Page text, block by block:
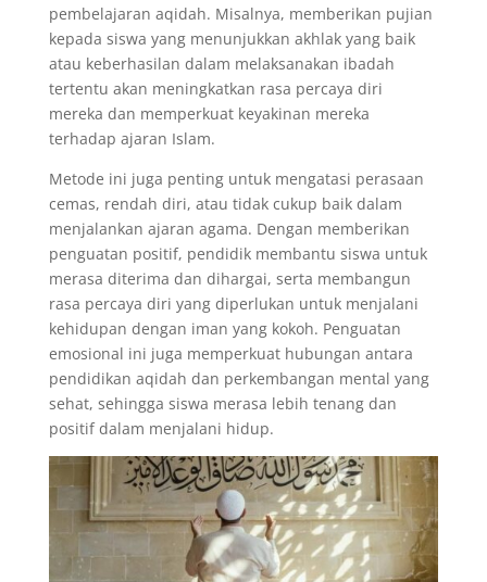
pembelajaran aqidah. Misalnya, memberikan pujian
kepada siswa yang menunjukkan akhlak yang baik
atau keberhasilan dalam melaksanakan ibadah
tertentu akan meningkatkan rasa percaya diri
mereka dan memperkuat keyakinan mereka
terhadap ajaran Islam.
Metode ini juga penting untuk mengatasi perasaan
cemas, rendah diri, atau tidak cukup baik dalam
menjalankan ajaran agama. Dengan memberikan
penguatan positif, pendidik membantu siswa untuk
merasa diterima dan dihargai, serta membangun
rasa percaya diri yang diperlukan untuk menjalani
kehidupan dengan iman yang kokoh. Penguatan
emosional ini juga memperkuat hubungan antara
pendidikan aqidah dan perkembangan mental yang
sehat, sehingga siswa merasa lebih tenang dan
positif dalam menjalani hidup.